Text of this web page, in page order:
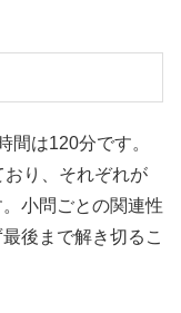
間は120分です。
り、それぞれが
小問ごとの関連性
後まで解き切るこ